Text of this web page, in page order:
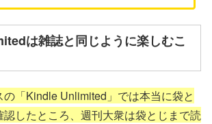
は雑誌と同じように楽しむこ
「Kindle Unlimited」では本当に袋と
認したところ、週刊大衆は袋とじまで読